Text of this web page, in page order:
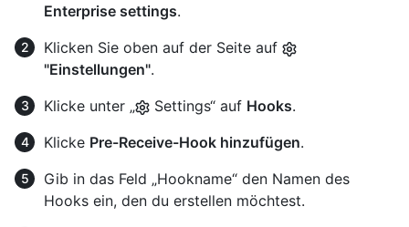
Enterprise settings.
Klicken Sie oben auf der Seite auf
"Einstellungen".
Klicke unter „
Settings“ auf Hooks.
Klicke Pre-Receive-Hook hinzufügen.
Gib in das Feld „Hookname“ den Namen des
Hooks ein, den du erstellen möchtest.